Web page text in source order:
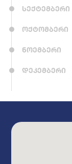
სექტემბერი
ოქტომბერი
ნოემბერი
დეკემბერი